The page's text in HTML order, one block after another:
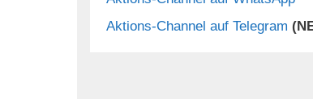
Aktions-Channel auf Telegram